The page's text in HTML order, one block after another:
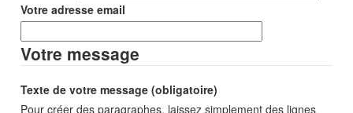
Votre adresse email
Votre message
Texte de votre message (obligatoire)
Pour créer des paragraphes, laissez simplement des lignes